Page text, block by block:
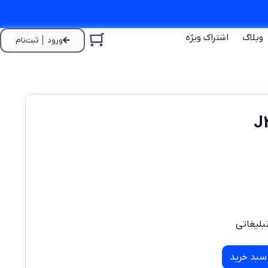
وبلاگ اشتراک ویژه ورود │ ثبت‌نام
خرید